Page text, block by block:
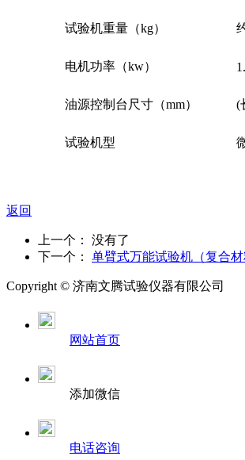
试验机重量（kg）
电机功率（kw）
油源控制台尺寸（mm） (
试验机型
返回
上一个： 没有了
下一个： 单臂式万能试验机（复合材
Copyright © 济南文腾试验仪器有限公司
网站首页
添加微信
电话咨询